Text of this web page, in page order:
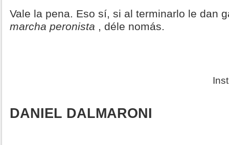
Vale la pena. Eso sí, si al terminarlo le dan
marcha peronista , déle nomás.
DANIEL DALMARONI